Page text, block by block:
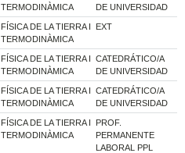
TERMODINÀMICA
DE UNIVERSIDAD
FÍSICA DE LA TIERRA I
TERMODINÀMICA
EXT
FÍSICA DE LA TIERRA I
TERMODINÀMICA
CATEDRÁTICO/A
DE UNIVERSIDAD
FÍSICA DE LA TIERRA I
TERMODINÀMICA
CATEDRÁTICO/A
DE UNIVERSIDAD
FÍSICA DE LA TIERRA I
TERMODINÀMICA
PROF.
PERMANENTE
LABORAL PPL